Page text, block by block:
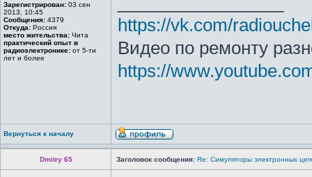
Зарегистрирован: 03 сен
2013, 10:45
Сообщения: 4379
Откуда: Россия
место жительства: Чита
практический опыт в
радиоэлектронике: от 5-ти
лет и более
https://vk.com/
Видео по ремонту
https://
Вернуться к началу
Dmitry 65 Заголовок сообщения: Re: Симуляторы электронных